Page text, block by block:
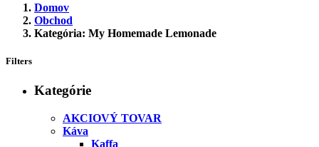
Domov
Obchod
Kategória: My Homemade Lemonade
Filters
Kategórie
AKCIOVÝ TOVAR
Káva
Kaffa